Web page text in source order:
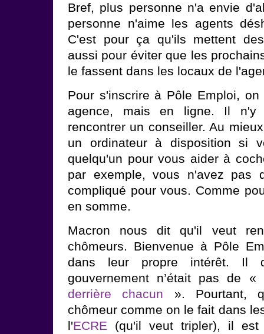
Bref, plus personne n'a envie
personne n'aime les agents
C'est pour ça qu'ils mettent
aussi pour éviter que les
le fassent dans les locaux de
Pour s'inscrire à Pôle Emploi,
agence, mais en ligne. Il n'y
rencontrer un conseiller. Au
un ordinateur à disposition si
quelqu'un pour vous aider à
par exemple, vous n'avez pas
compliqué pour vous. Comme
en somme.
Macron nous dit qu'il veut
chômeurs. Bienvenue à Pôle
dans leur propre intérêt. Il
gouvernement n’était pas de «
derrière chacun ». Pourtant,
chômeur comme on le fait dans
l'ECRE (qu'il veut tripler), il est